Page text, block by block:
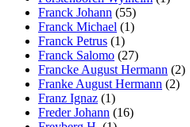
Franck Johann (55)
Franck Michael (1)
Franck Petrus (1)
Franck Salomo (27)
Francke August Hermann (2)
Franke August Hermann (2)
Franz Ignaz (1)
Freder Johann (16)